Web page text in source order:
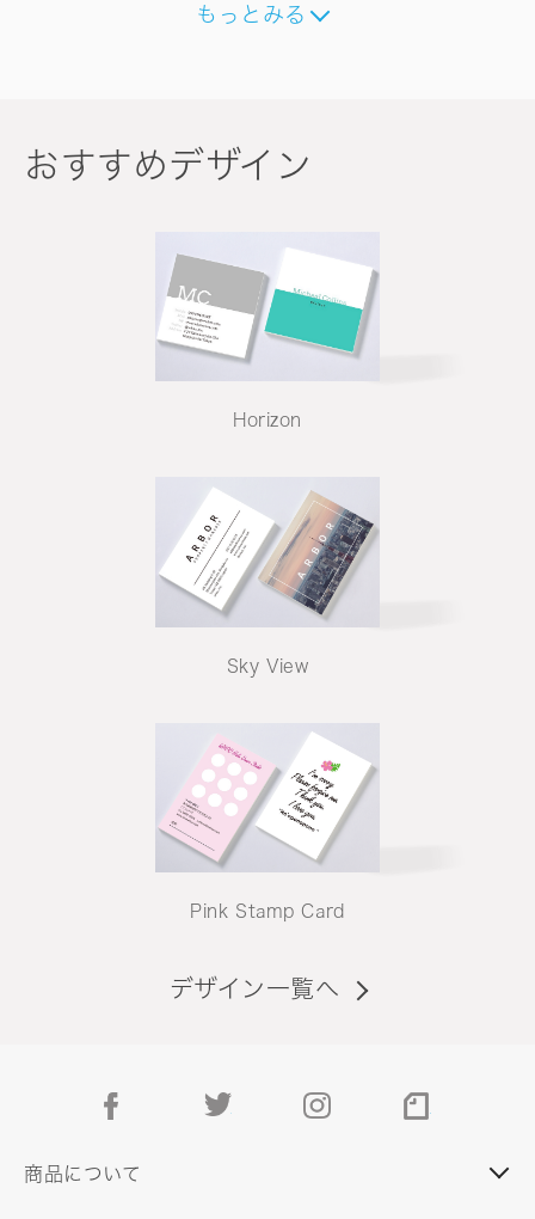
もっとみる
おすすめデザイン
Horizon
Sky View
Pink Stamp Card
デザイン一覧へ
facebook instagram
商品について